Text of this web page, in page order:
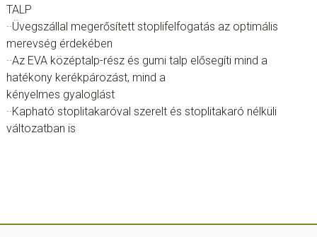
TALP
··Üvegszállal megerősített stoplifelfogatás az optimális
merevség érdekében
··Az EVA középtalp-rész és gumi talp elősegíti mind a
hatékony kerékpározást, mind a
kényelmes gyaloglást
··Kapható stoplitakaróval szerelt és stoplitakaró nélküli
változatban is